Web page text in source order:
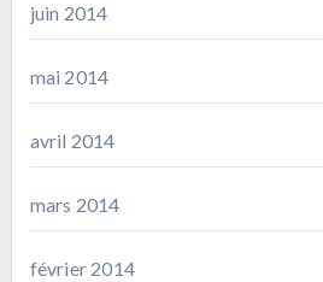
juin 2014
mai 2014
avril 2014
mars 2014
février 2014